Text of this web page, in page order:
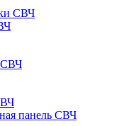
СВЧ
СВЧ
панель СВЧ